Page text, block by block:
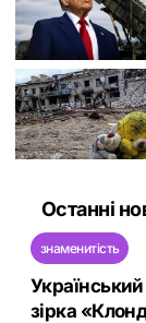
Останні
знаменитість
зірка